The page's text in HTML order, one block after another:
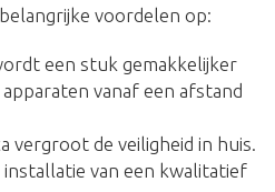
voordelen op:
een stuk gemakkelijker
vanaf een afstand
vergroot de veiligheid in huis.
van een kwalitatief